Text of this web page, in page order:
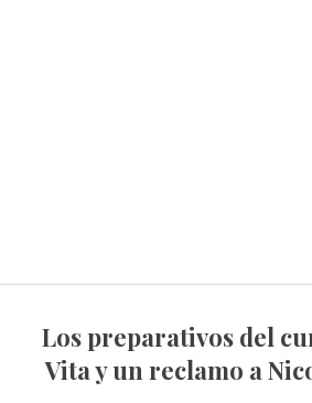
Los preparativos del cumpleaños de
Vita y un reclamo a